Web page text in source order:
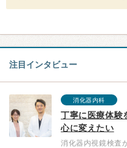
注目インタビュー
消化器内科
丁寧に医療体験
心に変えたい
消化器内視鏡検査